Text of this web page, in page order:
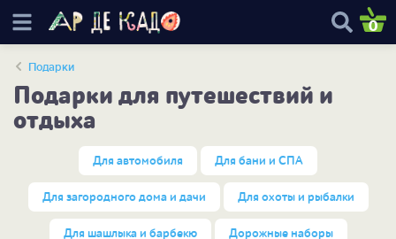
0
Подарки
Подарки для путешествий и
отдыха
Для автомобиля Для бани и СПА
Для загородного дома и дачи Для охоты и рыбалки
Для шашлыка и барбекю Дорожные наборы